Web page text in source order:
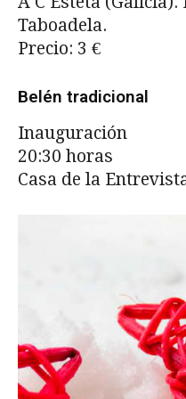
Taboadela.
Precio: 3 €
Belén tradicional
Inauguración
20:30 horas
Casa de la